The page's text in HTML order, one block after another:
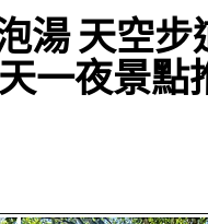
湯 天空步
一夜景點